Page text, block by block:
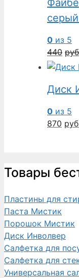
серый
0 из 5
440
Диск
0 из 5
870
Товары
Пластины для
Паста Мистик
Порошок Мистик
Диск Инволвер
Салфетка для
Салфетка для
Универсальная